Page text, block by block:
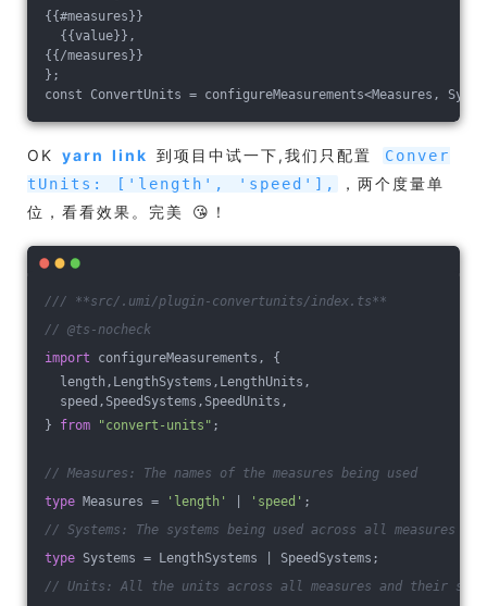
{{#measures}}
{{value}},
{{ /measures}}
};
const ConvertUnits = configureMeasurements<Measures,
OK yarn link 到项目中试一下,我们只配置
Conver
tUnits: ['length', 'speed'],
，两个度量单
位，看看效果。完美 😘！
/// **src/.umi/plugin-convertunits/index.ts**
// @ts-nocheck
import configureMeasurements, {
length,LengthSystems,LengthUnits,
speed,SpeedSystems,SpeedUnits,
} from "convert-units" ;
// Measures: The names of the measures being used
type Measures = 'length' 'speed' ;
// Systems: The systems being used across all measures
type Systems = LengthSystems | SpeedSystems;
// Units: All the units across all measures and their